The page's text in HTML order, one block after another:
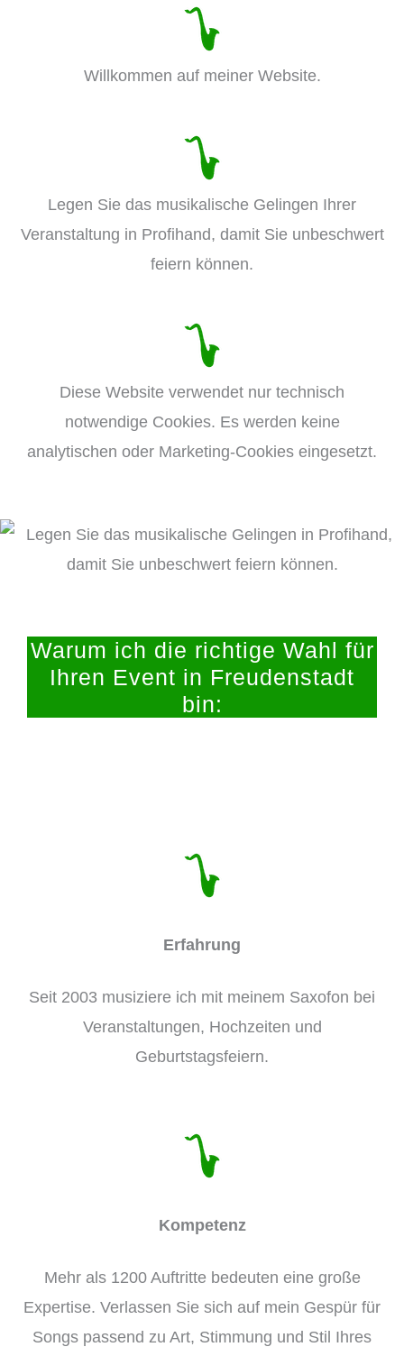
Willkommen auf meiner Website.
Legen Sie das musikalische Gelingen Ihrer
Veranstaltung in Profihand, damit Sie unbeschwert
feiern können.
Diese Website verwendet nur technisch
notwendige Cookies. Es werden keine
analytischen oder Marketing-Cookies eingesetzt.
Warum ich die richtige Wahl für
Ihren Event in Freudenstadt
bin:
Erfahrung
Seit 2003 musiziere ich mit meinem Saxofon bei
Veranstaltungen, Hochzeiten und
Geburtstagsfeiern.
Kompetenz
Mehr als 1200 Auftritte bedeuten eine große
Expertise. Verlassen Sie sich auf mein Gespür für
Songs passend zu Art, Stimmung und Stil Ihres